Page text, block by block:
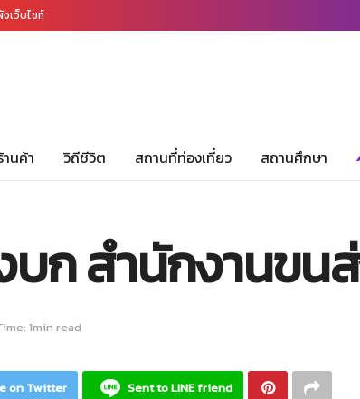
เว็บไซท์
านค้า วิถีชีวิต สถานที่ท่องเที่ยว สถานศึกษา
บก สำนักงานข
1min read
on Twitter Sent to LINE friend